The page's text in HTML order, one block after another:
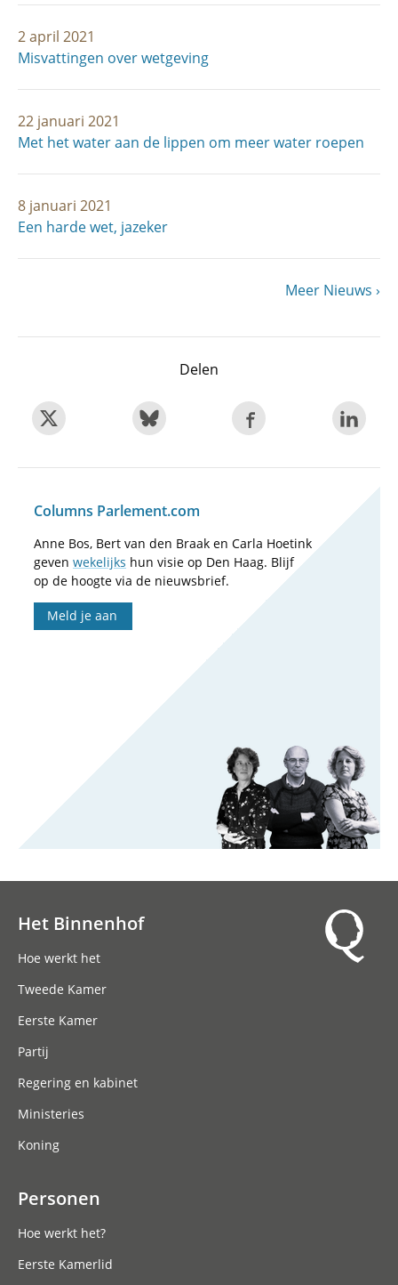
2 april 2021
Misvattingen over wetgeving
22 januari 2021
Met het water aan de lippen om meer water roepen
8 januari 2021
Een harde wet, jazeker
Volgende
Meer Nieuws
Delen
Columns Parlement.com
Anne Bos, Bert van den Braak en Carla Hoetink
geven wekelijks hun visie op Den Haag. Blijf
op de hoogte via de nieuwsbrief.
Meld je aan
Het Binnenhof
Hoe werkt het
Tweede Kamer
Eerste Kamer
Partij
Regering en kabinet
Ministeries
Koning
Personen
Hoe werkt het?
Eerste Kamerlid